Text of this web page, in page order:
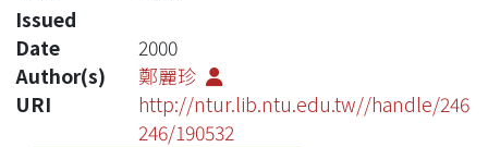
Issued
Date
2000
Author(s)
鄭麗珍
URI
http://ntur.lib.ntu.edu.tw//handle/246
246/190532